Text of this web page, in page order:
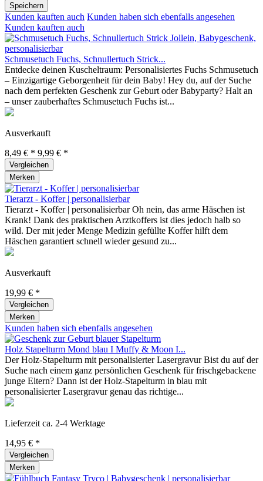
Speichern
Kunden kauften auch Kunden haben sich ebenfalls angesehen
Kunden kauften auch
Schmusetuch Fuchs, Schnullertuch Strick...
Entdecke deinen Kuscheltraum: Personalisiertes Fuchs Schmusetuch
– Einzigartige Geborgenheit für dein Baby! Hey du, auf der Suche
nach dem perfekten Geschenk zur Geburt oder Babyparty? Halt an
– unser zauberhaftes Schmusetuch Fuchs ist...
Ausverkauft
8,49 € * 9,99 € *
Vergleichen
Merken
Tierarzt - Koffer | personalisierbar
Tierarzt - Koffer | personalisierbar Oh nein, das arme Häschen ist
Krank! Dank des praktischen Arztkoffers ist dies jedoch halb so
wild. Der mit jeder Menge Medizin gefüllte Koffer hilft dem
Häschen garantiert schnell wieder gesund zu...
Ausverkauft
19,99 € *
Vergleichen
Merken
Kunden haben sich ebenfalls angesehen
Holz Stapelturm Mond blau I Muffy & Moon I...
Der Holz-Stapelturm mit personalisierter Lasergravur Bist du auf der
Suche nach einem ganz persönlichen Geschenk für frischgebackene
junge Eltern? Dann ist der Holz-Stapelturm in blau mit
personalisierter Lasergravur genau das richtige...
Lieferzeit ca. 2-4 Werktage
14,95 € *
Vergleichen
Merken